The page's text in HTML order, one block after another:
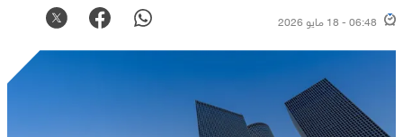
06:48 - 18 مايو 2026